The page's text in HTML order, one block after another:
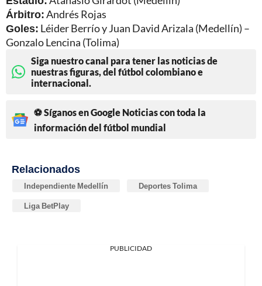
Árbitro:Andrés Rojas
Goles: Léider Berrío y Juan David Arizala (Medellín) –
Gonzalo Lencina (Tolima)
Siga nuestro canal para tener las noticias de
nuestras figuras, del fútbol colombiano e
internacional.
⚽ Síganos en Google Noticias con toda la
información del fútbol mundial
Relacionados
Independiente Medellín Deportes Tolima
Liga BetPlay
PUBLICIDAD